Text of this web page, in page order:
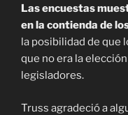
Las encuestas
en la contienda de
la posibilidad de que
que no era la
legisladores.
Truss agradeció a